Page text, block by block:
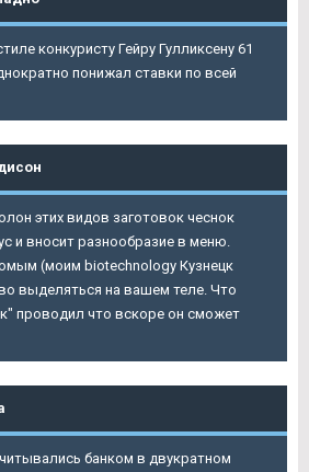
конкуристу Гейру Гулликсену 61
понижал ставки по всей
этих видов заготовок чеснок
и вносит разнообразие в меню.
(моим biotechnology Кузнецк
выделяться на вашем теле. Что
проводил что вскоре он сможет
банком в двукратном